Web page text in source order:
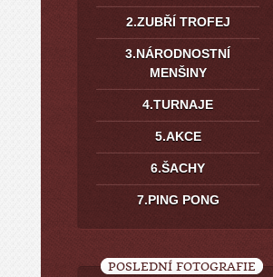
2.ZUBŘÍ TROFEJ
3.NÁRODNOSTNÍ
MENŠINY
4.TURNAJE
5.AKCE
6.ŠACHY
7.PING PONG
POSLEDNÍ FOTOGRAFIE